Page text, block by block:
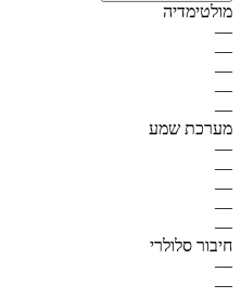
מולטימדיה
—
—
—
—
—
מערכת שמע
—
—
—
—
—
חיבור סלולרי
—
—